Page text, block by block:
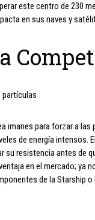
este centro de 230
en sus naves y
partículas
imanes para forzar a
de energía intensos.
su resistencia antes de
en el mercado; ya
de la Starship